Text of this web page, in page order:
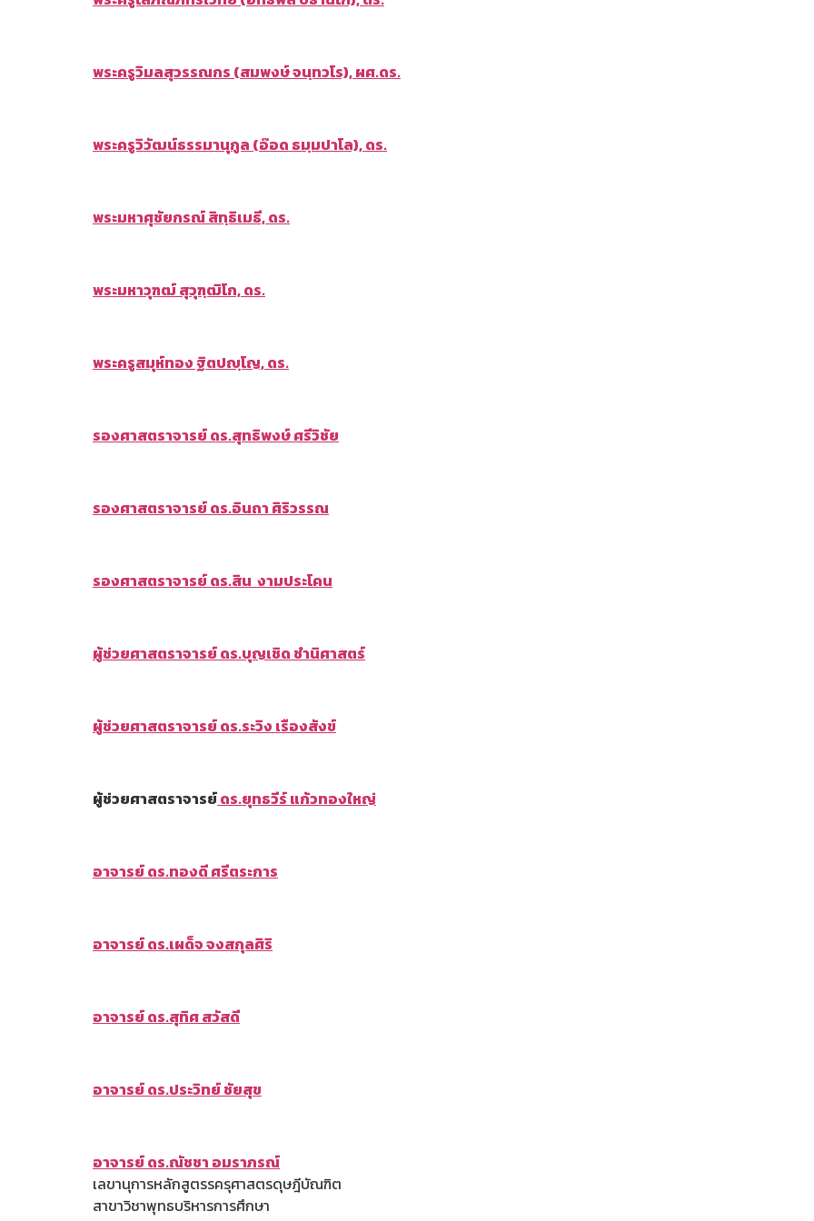
พระครูวิมลสุวรรณกร (สมพงษ์ จนฺทวโร), ผศ.ดร.
พระครูวิวัฒน์ธรรมานุกูล (อ๊อด ธมฺมปาโล), ดร.
พระมหาศุชัยกรณ์ สิทฺธิเมธี, ดร.
พระมหาวุฑฒ์ สุวุฑฺฒิโก, ดร.
พระครูสมุห์ทอง ฐิตปญฺโญ, ดร.
รองศาสตราจารย์ ดร.สุทธิพงษ์ ศรีวิชัย
รองศาสตราจารย์ ดร.อินถา ศิริวรรณ
รองศาสตราจารย์ ดร.สิน งามประโคน
ผู้ช่วยศาสตราจารย์ดร.บุญเชิด ชำนิศาสตร์
ผู้ช่วยศาสตราจารย์ดร.ระวิง เรืองสังข์
ผู้ช่วยศาสตราจารย์ดร.ยุทธวีร์ แก้วทองใหญ่
อาจารย์ ดร.ทองดี ศรีตระการ
อาจารย์ ดร.เผด็จ จงสกุลศิริ
อาจารย์ ดร.สุทิศ สวัสดี
อาจารย์ ดร.ประวิทย์ ชัยสุข
อาจารย์ ดร.ณัชชา อมราภรณ์
เลขานุการหลักสูตรรครุศาสตรดุษฎีบัณฑิต
สาขาวิชาพุทธบริหารการศึกษา